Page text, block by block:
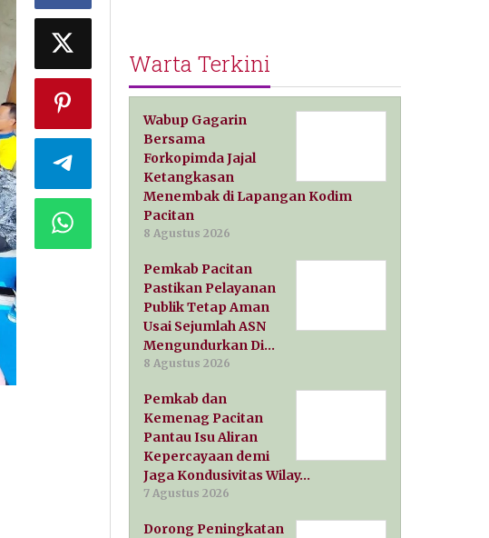
Warta Terkini
Wabup Gagarin
Bersama
Forkopimda Jajal
Ketangkasan
Menembak di Lapangan Kodim
Pacitan
8 Agustus 2026
Pemkab Pacitan
Pastikan Pelayanan
Publik Tetap Aman
Usai Sejumlah ASN
Mengundurkan Di…
8 Agustus 2026
Pemkab dan
Kemenag Pacitan
Pantau Isu Aliran
Kepercayaan demi
Jaga Kondusivitas Wilay…
7 Agustus 2026
Dorong Peningkatan